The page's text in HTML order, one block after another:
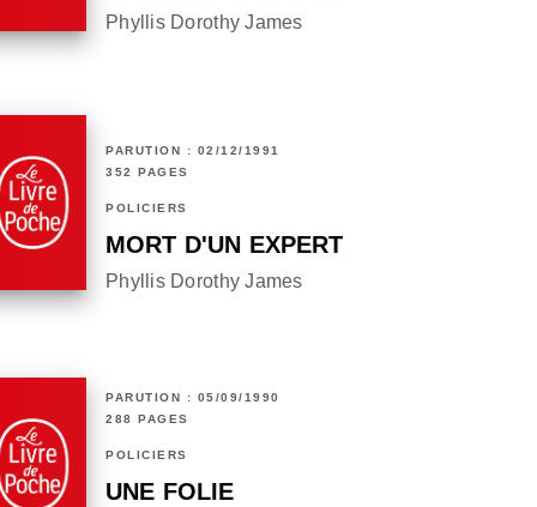
Phyllis Dorothy James
PARUTION : 02/12/1991
352 PAGES
POLICIERS
MORT D'UN EXPERT
Phyllis Dorothy James
PARUTION : 05/09/1990
288 PAGES
POLICIERS
UNE FOLIE